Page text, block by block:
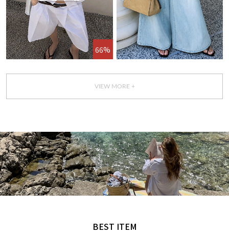
66%
VIEW MORE +
MADE by NANING9
BEST ITEM